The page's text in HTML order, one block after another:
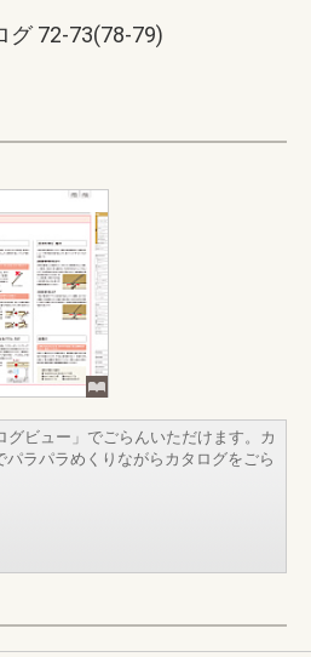
グ 72-73(78-79)
グビュー」でごらんいただけます。カ
ラパラめくりながらカタログをごら